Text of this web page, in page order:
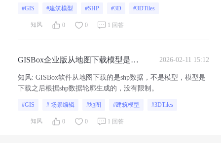
#GIS #建筑模型 #SHP #3D #3DTiles
知风 0 0 1 回答
GISBox企业版从地图下载模型是否
2026-02-11 15:12
知风: GISBox软件从地图下载的是shp数据，不是模型，模型是
下载之后根据shp数据轮廓生成的，没有限制。
#GIS # 场景编辑 #地图 #建筑模型 #3DTiles
知风 0 0 1 回答